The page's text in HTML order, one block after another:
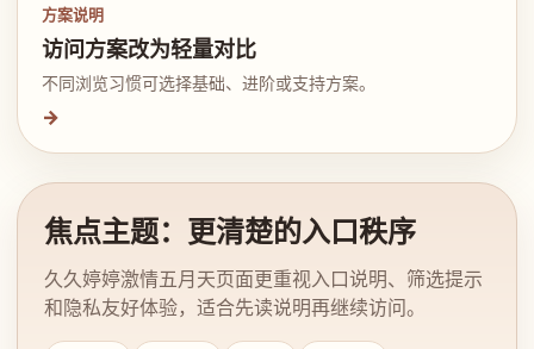
方案说明
访问方案改为轻量对比
不同浏览习惯可选择基础、进阶或支持方案。
→
焦点主题：更清楚的入口秩序
久久婷婷激情五月天页面更重视入口说明、筛选提示
和隐私友好体验，适合先读说明再继续访问。